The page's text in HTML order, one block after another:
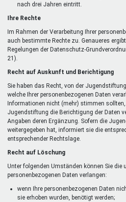
nach drei Jahren eintritt.
Ihre Rechte
Im Rahmen der Verarbeitung Ihrer
auch bestimmte Rechte zu. Genaueres
Regelungen der Datenschutz-
21).
Recht auf Auskunft und Berichtigung
Sie haben das Recht, von der
welche Ihrer personenbezogenen Daten
Informationen nicht (mehr) stimmen sollten,
Jugendstiftung die Berichtigung der Daten
Angaben deren Ergänzung. Sofern die
weitergegeben hat, informiert sie die
entsprechender Rechtslage.
Recht auf Löschung
Unter folgenden Umständen können Sie die
personenbezogenen Daten verlangen:
wenn Ihre personenbezogenen Daten
sie erhoben wurden, benötigt werden;